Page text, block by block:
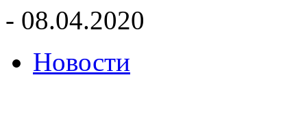
- 08.04.2020
Новости